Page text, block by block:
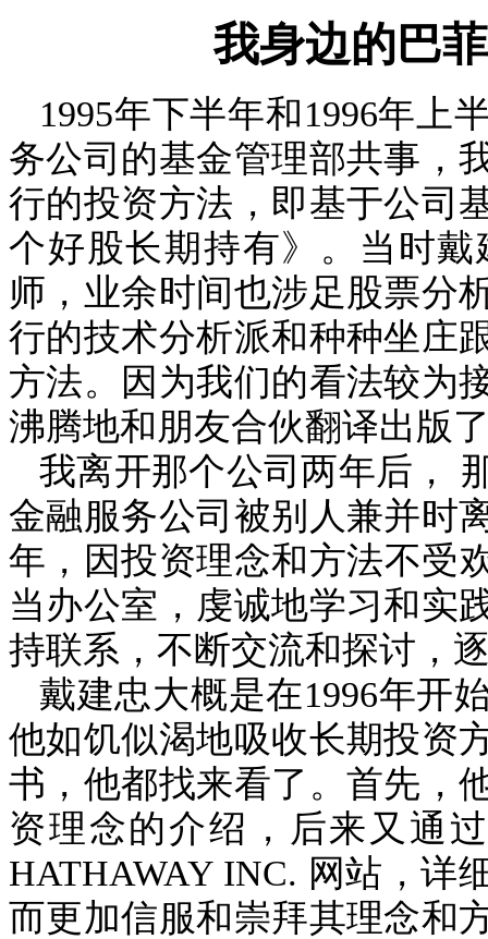
我身边的巴
1995年下半年和1996年上
务公司的基金管理部共事，
行的投资方法，即基于公司
个好股长期持有》。当时
师，业余时间也涉足股票分
行的技术分析派和种种坐庄
方法。因为我们的看法较为
沸腾地和朋友合伙翻译出版
我离开那个公司两年后，
金融服务公司被别人兼并时
年，因投资理念和方法不
当办公室，虔诚地学习和实
持联系，不断交流和探讨，
戴建忠大概是在1996年开
他如饥似渴地吸收长期投资
书，他都找来看了。首先，
资理念的介绍，后来又通
HATHAWAY INC. 网站，详
而更加信服和崇拜其理念和